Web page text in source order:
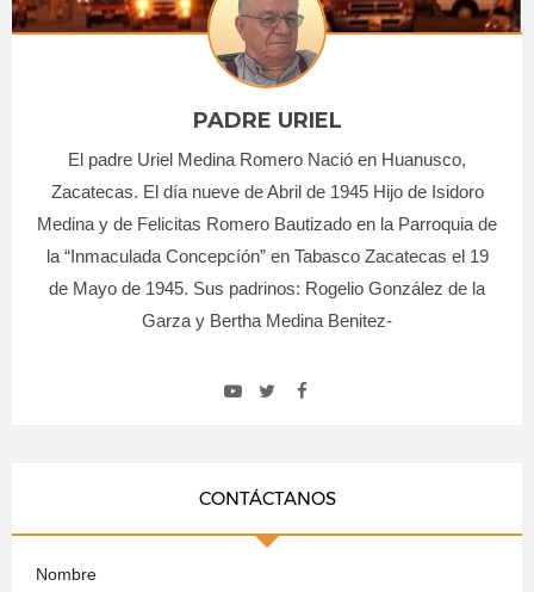
PADRE URIEL
El padre Uriel Medina Romero Nació en Huanusco,
Zacatecas. El día nueve de Abril de 1945 Hijo de Isidoro
Medina y de Felicitas Romero Bautizado en la Parroquia de
la “Inmaculada Concepcíón” en Tabasco Zacatecas el 19
de Mayo de 1945. Sus padrinos: Rogelio González de la
Garza y Bertha Medina Benitez-
CONTÁCTANOS
Nombre